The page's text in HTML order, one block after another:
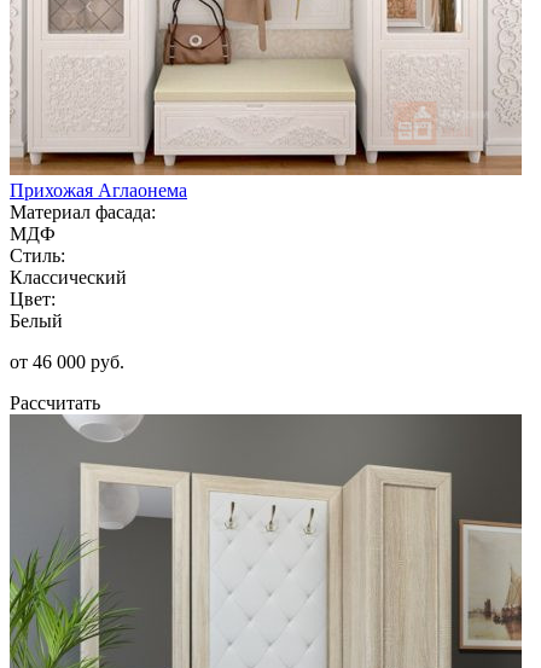
Прихожая Аглаонема
Материал фасада:
МДФ
Стиль:
Классический
Цвет:
Белый
от 46 000 руб.
Рассчитать